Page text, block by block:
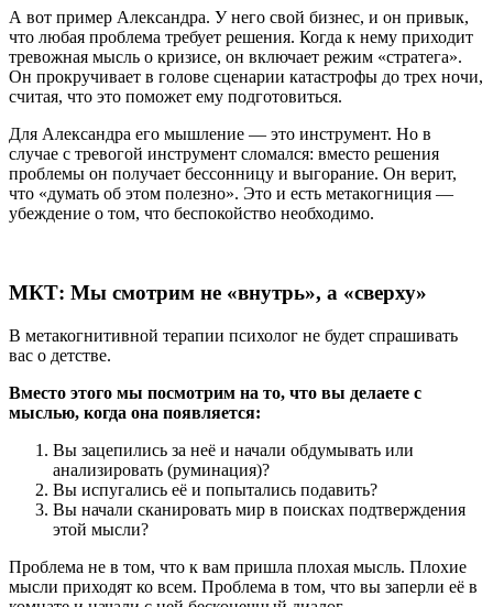
А вот пример Александра. У него свой бизнес, и он привык,
что любая проблема требует решения. Когда к нему приходит
тревожная мысль о кризисе, он включает режим «стратега».
Он прокручивает в голове сценарии катастрофы до трех ночи,
считая, что это поможет ему подготовиться.
Для Александра его мышление — это инструмент. Но в
случае с тревогой инструмент сломался: вместо решения
проблемы он получает бессонницу и выгорание. Он верит,
что «думать об этом полезно». Это и есть метакогниция —
убеждение о том, что беспокойство необходимо.
МКТ: Мы смотрим не «внутрь», а «сверху»
В метакогнитивной терапии психолог не будет спрашивать
вас о детстве.
Вместо этого мы посмотрим на то, что вы делаете с
мыслью, когда она появляется:
Вы зацепились за неё и начали обдумывать или
анализировать (руминация)?
Вы испугались её и попытались подавить?
Вы начали сканировать мир в поисках подтверждения
этой мысли?
Проблема не в том, что к вам пришла плохая мысль. Плохие
мысли приходят ко всем. Проблема в том, что вы заперли её в